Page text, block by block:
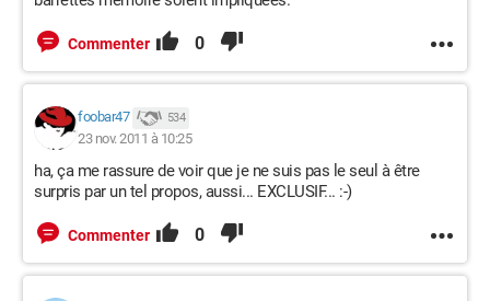
Commenter 0
foobar47 534
23 nov. 2011 à 10:25
ha, ça me rassure de voir que je ne suis pas le seul à être
surpris par un tel propos, aussi... EXCLUSIF... :-)
Commenter 0